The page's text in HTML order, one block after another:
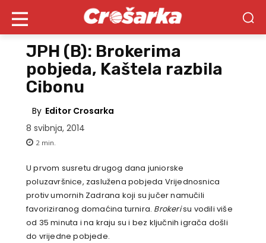
JPH (B): Brokerima
pobjeda, Kaštela razbila
Cibonu
By Editor Crosarka
8 svibnja, 2014
2 min.
U prvom susretu drugog dana juniorske
poluzavršnice, zaslužena pobjeda Vrijednosnica
protiv umornih Zadrana koji su jučer namučili
favoriziranog domaćina turnira. Brokerisu vodili više
od 35 minuta i na kraju su i bez ključnih igrača došli
do vrijedne pobjede.